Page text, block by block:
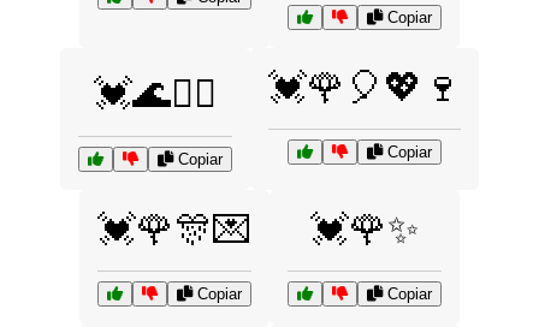
Copiar
💓🌊🏄‍♀️
Copiar
💓🌹🎈💖🍷
Copiar
💓🌹🎊💌
Copiar
💓🌹✨
Copiar